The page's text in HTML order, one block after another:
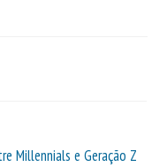
Millennials e Geração Z